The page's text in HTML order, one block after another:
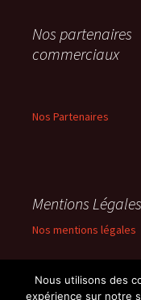
Nos partenaires
commerciaux
Nos Partenaires
Mentions Légales
Nos mentions légales
Nous utilisons des
expérience sur notre